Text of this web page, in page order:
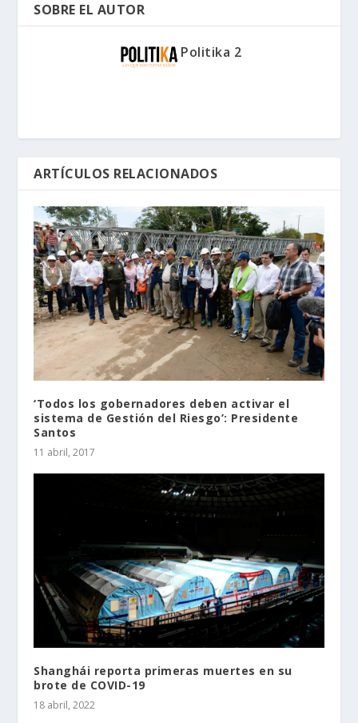
SOBRE EL AUTOR
Politika 2
ARTÍCULOS RELACIONADOS
‘Todos los gobernadores deben activar el
sistema de Gestión del Riesgo’: Presidente
Santos
11 abril, 2017
Shanghái reporta primeras muertes en su
brote de COVID-19
18 abril, 2022